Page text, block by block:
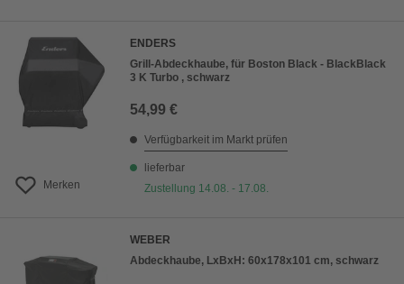
Merken
ENDERS
Grill-Abdeckhaube, für Boston Black - BlackBlack
3 K Turbo , schwarz
54,99 €
Verfügbarkeit im Markt prüfen
lieferbar
Zustellung 14.08. - 17.08.
WEBER
Abdeckhaube, LxBxH: 60x178x101 cm, schwarz